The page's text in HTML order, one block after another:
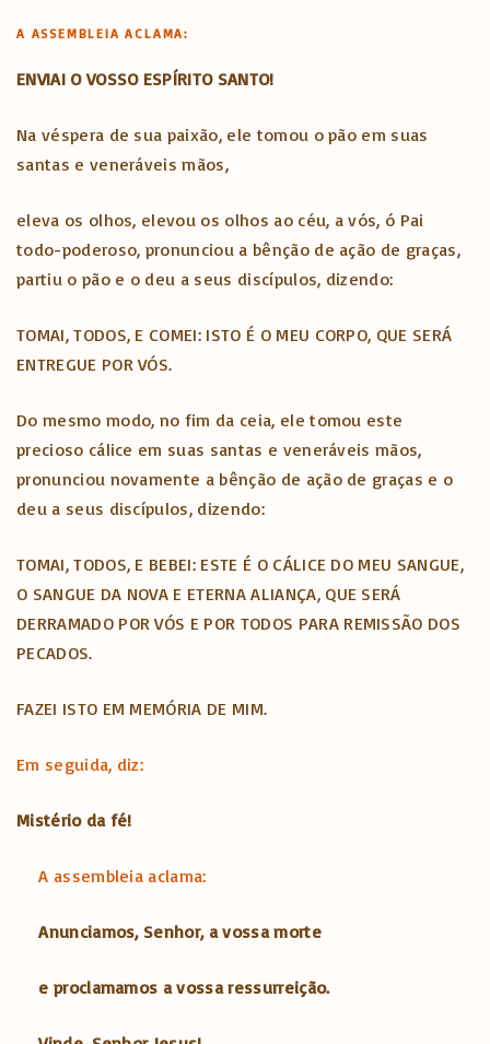
A ASSEMBLEIA ACLAMA:
ENVIAI O VOSSO ESPÍRITO SANTO!
Na véspera de sua paixão, ele tomou o pão em suas
santas e veneráveis mãos,
eleva os olhos, elevou os olhos ao céu, a vós, ó Pai
todo-poderoso, pronunciou a bênção de ação de graças,
partiu o pão e o deu a seus discípulos, dizendo:
TOMAI, TODOS, E COMEI: ISTO É O MEU CORPO, QUE SERÁ
ENTREGUE POR VÓS.
Do mesmo modo, no fim da ceia, ele tomou este
precioso cálice em suas santas e veneráveis mãos,
pronunciou novamente a bênção de ação de graças e o
deu a seus discípulos, dizendo:
TOMAI, TODOS, E BEBEI: ESTE É O CÁLICE DO MEU SANGUE,
O SANGUE DA NOVA E ETERNA ALIANÇA, QUE SERÁ
DERRAMADO POR VÓS E POR TODOS PARA REMISSÃO DOS
PECADOS.
FAZEI ISTO EM MEMÓRIA DE MIM.
Em seguida, diz:
Mistério da fé!
A assembleia aclama:
Anunciamos, Senhor, a vossa morte
e proclamamos a vossa ressurreição.